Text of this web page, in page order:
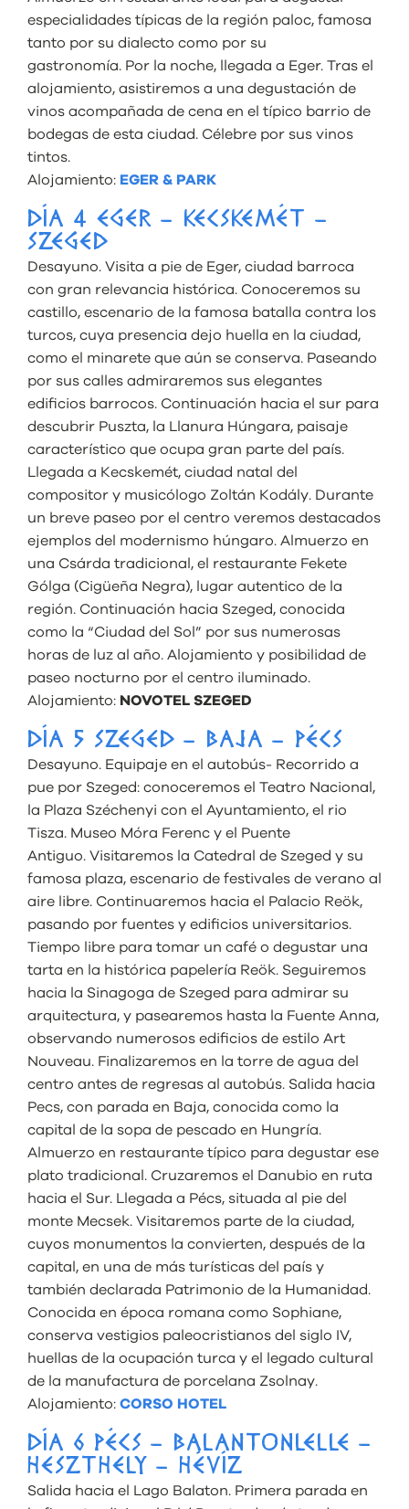
especialidades típicas de la región paloc, famosa
tanto por su dialecto como por su
gastronomía. Por la noche, llegada a Eger. Tras el
alojamiento, asistiremos a una degustación de
vinos acompañada de cena en el típico barrio de
bodegas de esta ciudad. Célebre por sus vinos
tintos.
Alojamiento: EGER & PARK
DÍA 4 EGER – KECSKEMÉT –
SZEGED
Desayuno. Visita a pie de Eger, ciudad barroca
con gran relevancia histórica. Conoceremos su
castillo, escenario de la famosa batalla contra los
turcos, cuya presencia dejo huella en la ciudad,
como el minarete que aún se conserva. Paseando
por sus calles admiraremos sus elegantes
edificios barrocos. Continuación hacia el sur para
descubrir Puszta, la Llanura Húngara, paisaje
característico que ocupa gran parte del país.
Llegada a Kecskemét, ciudad natal del
compositor y musicólogo Zoltán Kodály. Durante
un breve paseo por el centro veremos destacados
ejemplos del modernismo húngaro. Almuerzo en
una Csárda tradicional, el restaurante Fekete
Gólga (Cigüeña Negra), lugar autentico de la
región. Continuación hacia Szeged, conocida
como la “Ciudad del Sol” por sus numerosas
horas de luz al año. Alojamiento y posibilidad de
paseo nocturno por el centro iluminado.
Alojamiento: NOVOTEL SZEGED
DÍA 5 SZEGED – BAJA – PÉCS
Desayuno. Equipaje en el autobús- Recorrido a
pue por Szeged: conoceremos el Teatro Nacional,
la Plaza Széchenyi con el Ayuntamiento, el rio
Tisza. Museo Móra Ferenc y el Puente
Antiguo. Visitaremos la Catedral de Szeged y su
famosa plaza, escenario de festivales de verano al
aire libre. Continuaremos hacia el Palacio Reök,
pasando por fuentes y edificios universitarios.
Tiempo libre para tomar un café o degustar una
tarta en la histórica papelería Reök. Seguiremos
hacia la Sinagoga de Szeged para admirar su
arquitectura, y pasearemos hasta la Fuente Anna,
observando numerosos edificios de estilo Art
Nouveau. Finalizaremos en la torre de agua del
centro antes de regresas al autobús. Salida hacia
Pecs, con parada en Baja, conocida como la
capital de la sopa de pescado en Hungría.
Almuerzo en restaurante típico para degustar ese
plato tradicional. Cruzaremos el Danubio en ruta
hacia el Sur. Llegada a Pécs, situada al pie del
monte Mecsek. Visitaremos parte de la ciudad,
cuyos monumentos la convierten, después de la
capital, en una de más turísticas del país y
también declarada Patrimonio de la Humanidad.
Conocida en época romana como Sophiane,
conserva vestigios paleocristianos del siglo IV,
huellas de la ocupación turca y el legado cultural
de la manufactura de porcelana Zsolnay.
Alojamiento: CORSO HOTEL
DÍA 6 PÉCS – BALANTONLELLE –
HESZTHELY – HÉVÍZ
Salida hacia el Lago Balaton. Primera parada en